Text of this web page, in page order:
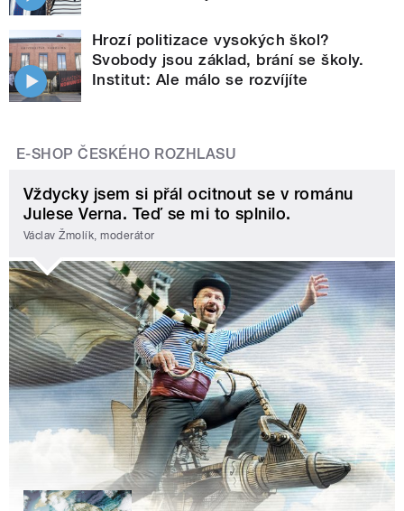
Hrozí politizace vysokých škol?
Svobody jsou základ, brání se školy.
Institut: Ale málo se rozvíjíte
E-SHOP ČESKÉHO ROZHLASU
Vždycky jsem si přál ocitnout se v románu
Julese Verna. Teď se mi to splnilo.
Václav Žmolík, moderátor